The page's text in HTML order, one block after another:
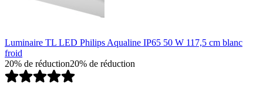
Luminaire TL LED Philips Aqualine IP65 50 W 117,5 cm blanc
froid
20% de réduction20% de réduction